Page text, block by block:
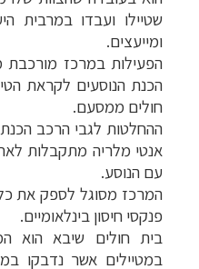
שטיילו ועבדו במרבית
ומייעצים.
הפעילות במרכז מורכבת
הכנת הנוסעים לקראת
חולים ממסעם.
ההחלטות לגבי הרכב הכנת
אנטי מלריה מתקבלות
עם הנוסע.
המרכז מסוגל לספק את כל
פנקסי חיסון בינלאומיים.
בית חולים שיבא הוא
במטיילים אשר נדבקו